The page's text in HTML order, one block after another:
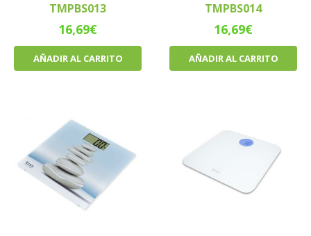
TMPBS013
16,69€
AÑADIR AL CARRITO
TMPBS014
16,69€
AÑADIR AL CARRITO